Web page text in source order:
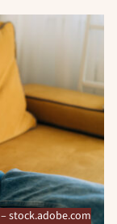
stock.adobe.com